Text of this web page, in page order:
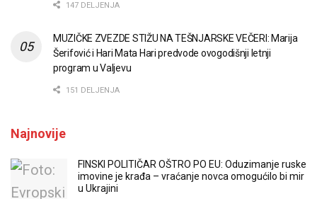
147 DELJENJA
MUZIČKE ZVEZDE STIŽU NA TEŠNJARSKE VEČERI: Marija
Šerifović i Hari Mata Hari predvode ovogodišnji letnji
program u Valjevu
151 DELJENJA
Najnovije
FINSKI POLITIČAR OŠTRO PO EU: Oduzimanje ruske
imovine je krađa – vraćanje novca omogućilo bi mir
u Ukrajini